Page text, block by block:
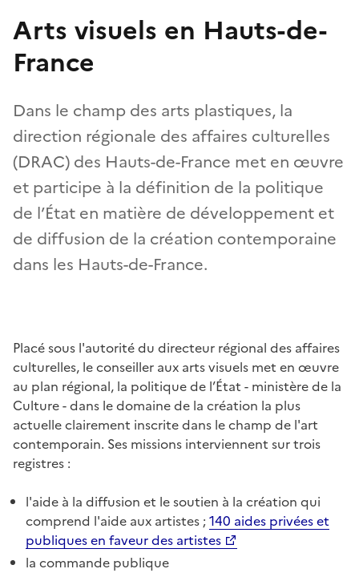
Arts visuels en Hauts-de-
France
Dans le champ des arts plastiques, la
direction régionale des affaires culturelles
(DRAC) des Hauts-de-France met en œuvre
et participe à la définition de la politique
de l’État en matière de développement et
de diffusion de la création contemporaine
dans les Hauts-de-France.
Placé sous l'autorité du directeur régional des affaires
culturelles, le conseiller aux arts visuels met en œuvre
au plan régional, la politique de l’État - ministère de la
Culture - dans le domaine de la création la plus
actuelle clairement inscrite dans le champ de l'art
contemporain. Ses missions interviennent sur trois
registres :
l'aide à la diffusion et le soutien à la création qui
comprend l'aide aux artistes ;140 aides privées et
publiques en faveur des artistes
la commande publique